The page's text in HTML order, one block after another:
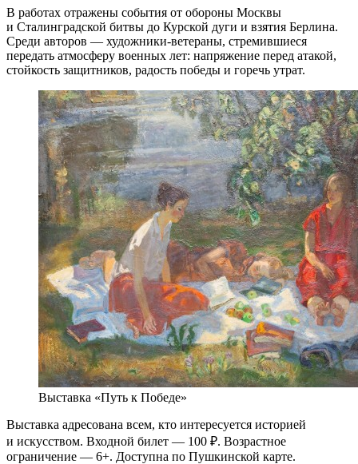
В работах отражены события от обороны Москвы
и Сталинградской битвы до Курской дуги и взятия Берлина.
Среди авторов — художники-ветераны, стремившиеся
передать атмосферу военных лет: напряжение перед атакой,
стойкость защитников, радость победы и горечь утрат.
Выставка «Путь к Победе»
Выставка адресована всем, кто интересуется историей
и искусством. Входной билет — 100 ₽. Возрастное
ограничение — 6+. Доступна по Пушкинской карте.